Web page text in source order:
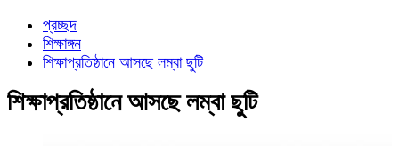
প্রচ্ছদ
শিক্ষাঙ্গন
শিক্ষাপ্রতিষ্ঠানে আসছে লম্বা ছুটি
শিক্ষাপ্রতিষ্ঠানে আসছে লম্বা ছুটি